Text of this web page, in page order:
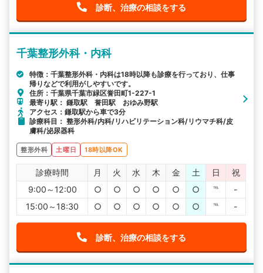
診断、治療の相談をする
千葉整形外科・内科
特徴：千葉整形外科・内科は18時以降も診療を行っており、仕事
帰りなどで利用がしやすいです。
住所：千葉県千葉市緑区誉田町1-227-1
最寄り駅： 鎌取駅 誉田駅 おゆみ野駅
アクセス：鎌取駅から車で3分
診療科目： 整形外科/内科/リハビリテーション科/リウマチ科/皮
膚科/泌尿器科
整形外科 土曜日 18時以降OK
診療時間 月 火 水 木 金 土 日
祝
9:00～12:00
○ ○ ○ ○ ○ ○ ℡
-
15:00～18:30
○ ○ ○ ○ ○ ○ ℡ -
診断、治療の相談をする